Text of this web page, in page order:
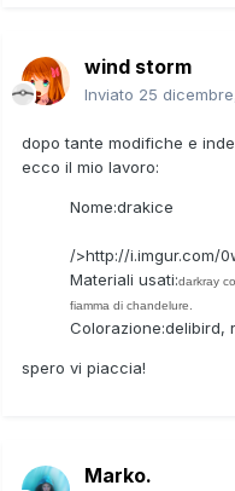
wind storm
Inviato 25
dopo tante modifiche e
ecco il mio lavoro:
Nome:drakice
/>http://i.imgur.com/
Materiali usati:darkray
fiamma di chandelure.
Colorazione:delibird,
spero vi piaccia!
Marko.